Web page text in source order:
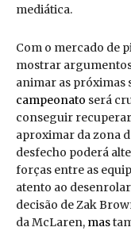
mediática.
Com o mercado de
mostrar
animar as próximas
campeonato será
conseguir
aproximar da zona
desfecho poderá
forças entre as
atento ao desenrolar
decisão de Zak
da McLaren, mas